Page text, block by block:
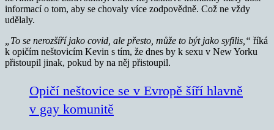
informací o tom, aby se chovaly více zodpovědně. Což ne vždy
udělaly.
„To se nerozšíří jako covid, ale přesto, může to být jako syfilis,“ říká
k opičím neštovicím Kevin s tím, že dnes by k sexu v New Yorku
přistoupil jinak, pokud by na něj přistoupil.
Opičí neštovice se v Evropě šíří hlavně
v gay komunitě